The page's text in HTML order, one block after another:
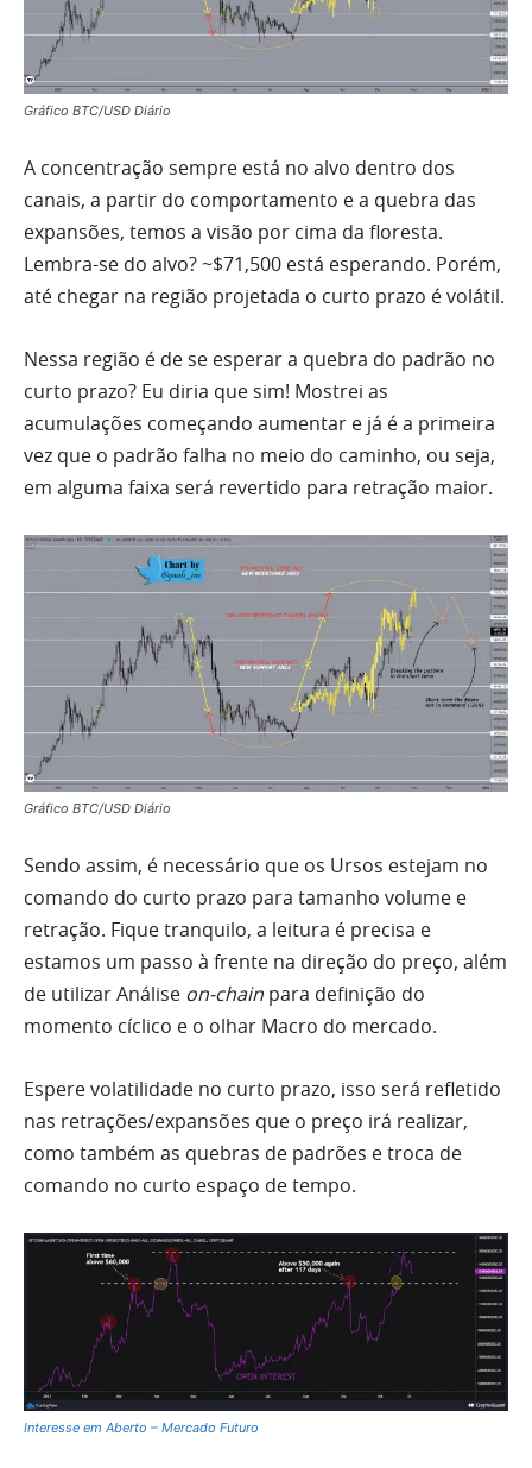
Gráfico BTC/USD Diário
A concentração sempre está no alvo dentro dos
canais, a partir do comportamento e a quebra das
expansões, temos a visão por cima da floresta.
Lembra-se do alvo? ~$71,500 está esperando. Porém,
até chegar na região projetada o curto prazo é volátil.
Nessa região é de se esperar a quebra do padrão no
curto prazo? Eu diria que sim! Mostrei as
acumulações começando aumentar e já é a primeira
vez que o padrão falha no meio do caminho, ou seja,
em alguma faixa será revertido para retração maior.
Gráfico BTC/USD Diário
Sendo assim, é necessário que os Ursos estejam no
comando do curto prazo para tamanho volume e
retração. Fique tranquilo, a leitura é precisa e
estamos um passo à frente na direção do preço, além
de utilizar Análise on-chain para definição do
momento cíclico e o olhar Macro do mercado.
Espere volatilidade no curto prazo, isso será refletido
nas retrações/expansões que o preço irá realizar,
como também as quebras de padrões e troca de
comando no curto espaço de tempo.
Interesse em Aberto – Mercado Futuro